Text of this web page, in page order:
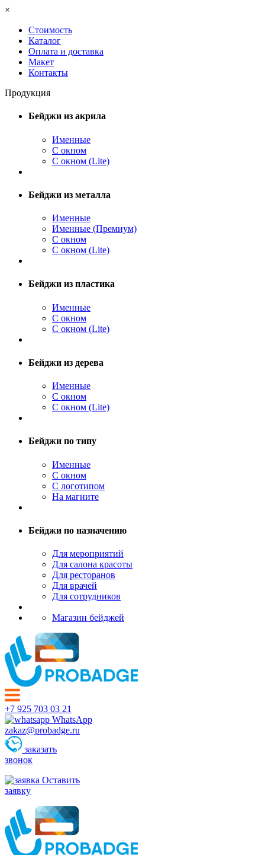
×
Стоимость
Каталог
Оплата и доставка
Макет
Контакты
Продукция
Бейджи из акрила
Именные
С окном
С окном (Lite)
Бейджи из металла
Именные
Именные (Премиум)
С окном
С окном (Lite)
Бейджи из пластика
Именные
С окном
С окном (Lite)
Бейджи из дерева
Именные
С окном
С окном (Lite)
Бейджи по типу
Именные
С окном
С логотипом
На магните
Бейджи по назначению
Для мероприятий
Для салона красоты
Для ресторанов
Для врачей
Для сотрудников
Магазин бейджей
+7 925 703 03 21
WhatsApp
zakaz@probadge.ru
заказать
звонок
Оставить
заявку